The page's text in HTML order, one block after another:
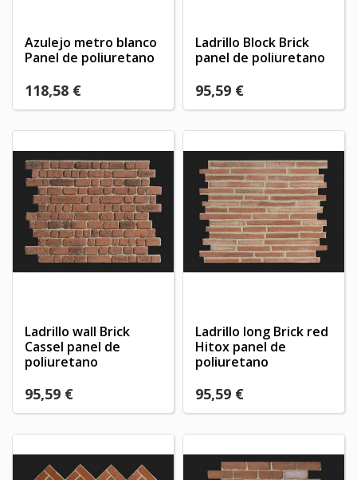
Azulejo metro blanco
Panel de poliuretano
118,58 €
Ladrillo Block Brick
panel de poliuretano
95,59 €
Ladrillo wall Brick
Cassel panel de
poliuretano
95,59 €
Ladrillo long Brick red
Hitox panel de
poliuretano
95,59 €